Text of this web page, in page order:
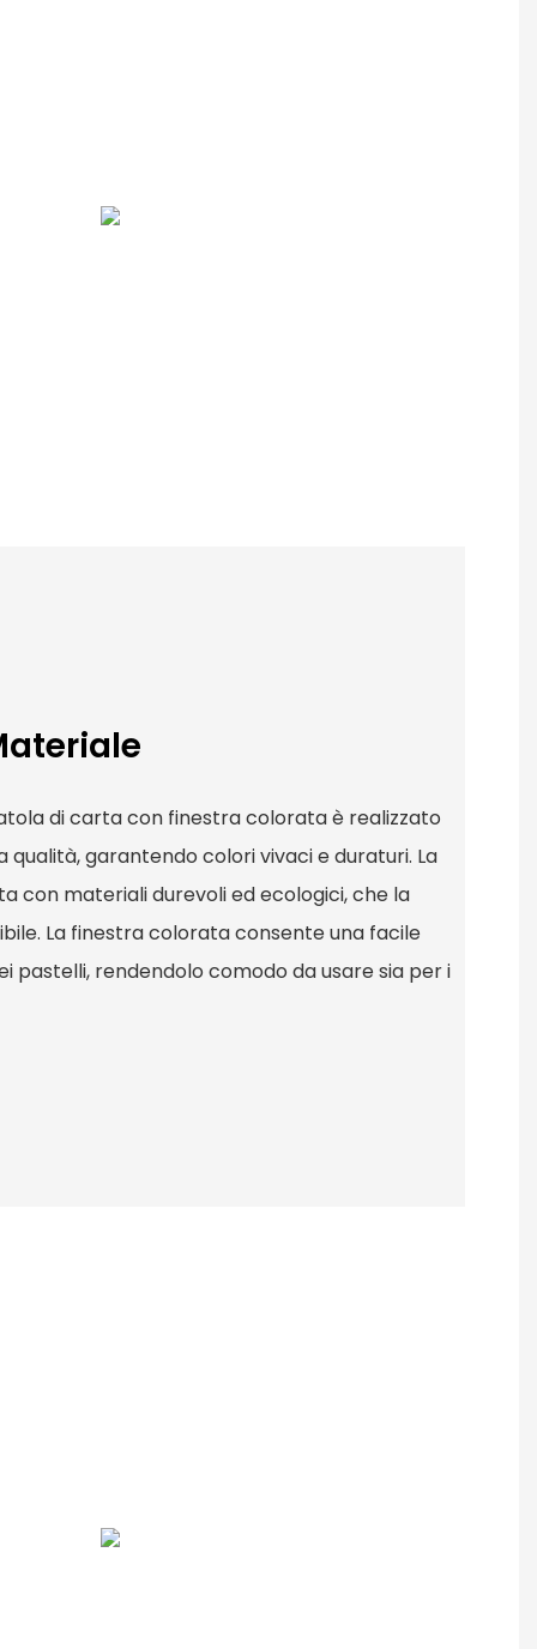
di carta con finestra colorata è realizzato
garantendo colori vivaci e duraturi. La
con materiali durevoli ed ecologici, che la
La finestra colorata consente una facile
pastelli, rendendolo comodo da usare sia per i